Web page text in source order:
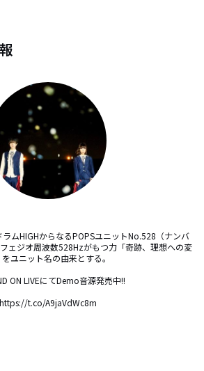
ムHIGHからなるPOPSユニットNo.528（ナンバ
ェジオ周波数528Hzがもつ力「奇跡、理想への変
ユニット名の由来とする。
ON LIVEにてDemo音源発売中!!
https://t.co/A9jaVdWc8m